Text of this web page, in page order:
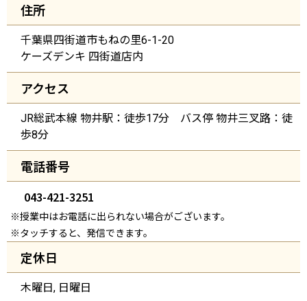
住所
千葉県四街道市もねの里6-1-20
ケーズデンキ 四街道店内
アクセス
JR総武本線 物井駅：徒歩17分 バス停 物井三叉路：徒
歩8分
電話番号
043-421-3251
※授業中はお電話に出られない場合がございます。
※タッチすると、発信できます。
定休日
木曜日, 日曜日